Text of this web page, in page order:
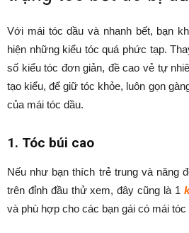
Với mái tóc dầu và nhanh bết, bạn
hiện những kiểu tóc quá phức tạp.
số kiểu tóc đơn giản, đề cao vẻ tự
tạo kiểu, để giữ tóc khỏe, luôn gọn
của mái tóc dầu.
1. Tóc búi cao
Nếu như bạn thích trẻ trung và năng
trên đỉnh đầu thử xem, đây cũng là 1
và phù hợp cho các bạn gái có mái